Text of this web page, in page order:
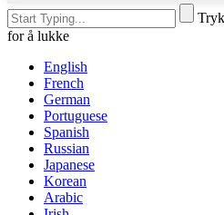
for å lukke
English
French
German
Portuguese
Spanish
Russian
Japanese
Korean
Arabic